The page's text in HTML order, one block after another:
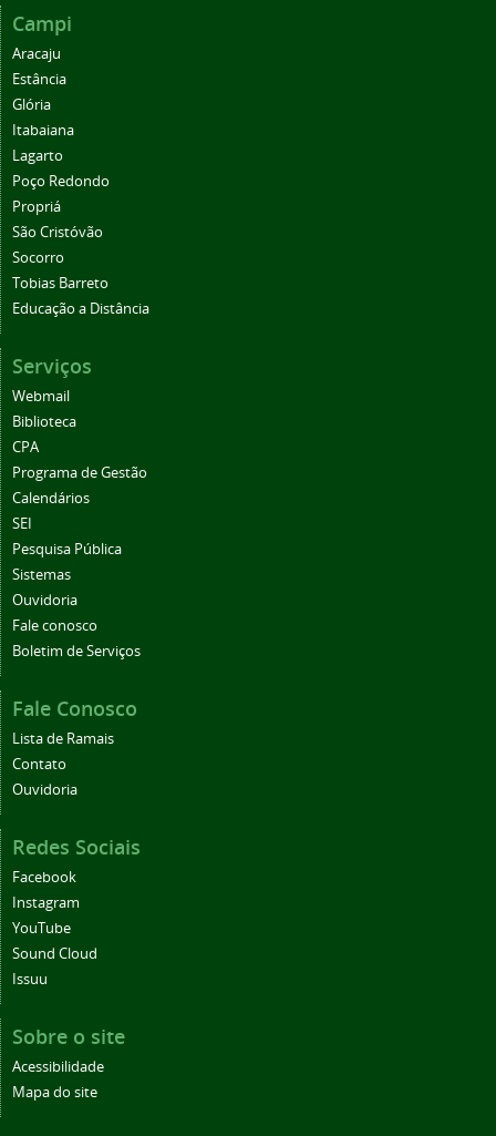
Campi
Aracaju
Estância
Glória
Itabaiana
Lagarto
Poço Redondo
Propriá
São Cristóvão
Socorro
Tobias Barreto
Educação a Distância
Serviços
Webmail
Biblioteca
CPA
Programa de Gestão
Calendários
SEI
Pesquisa Pública
Sistemas
Ouvidoria
Fale conosco
Boletim de Serviços
Fale Conosco
Lista de Ramais
Contato
Ouvidoria
Redes Sociais
Facebook
Instagram
YouTube
Sound Cloud
Issuu
Sobre o site
Acessibilidade
Mapa do site